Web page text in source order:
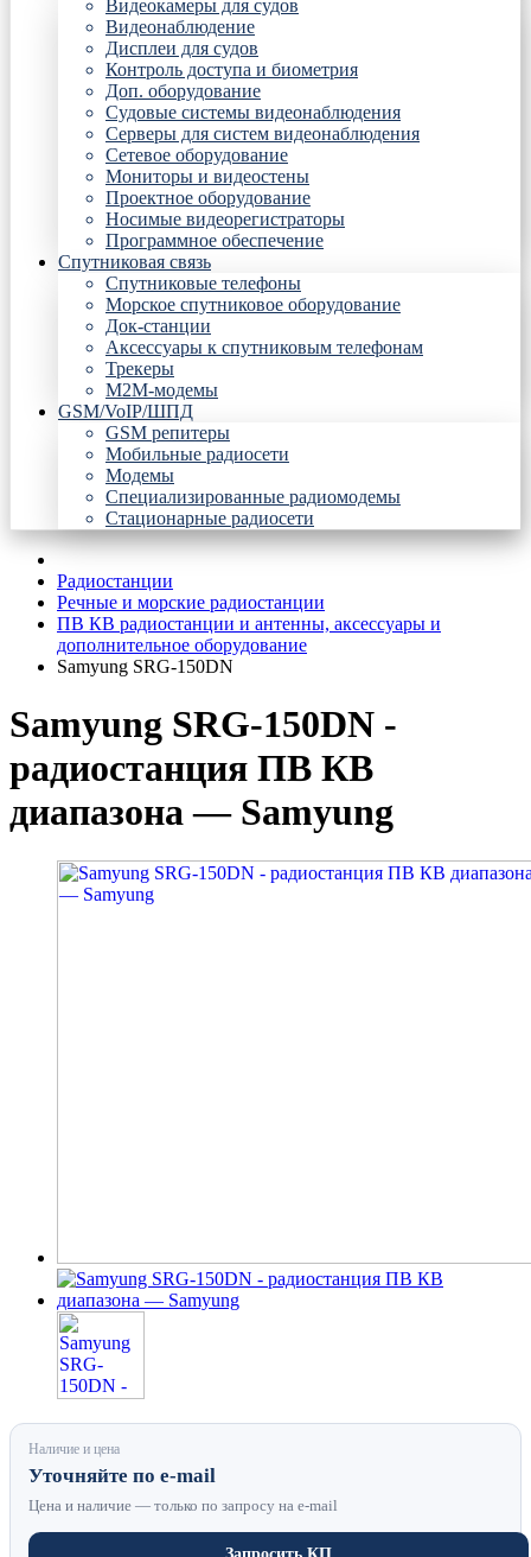
Видеокамеры для судов
Видеонаблюдение
Дисплеи для судов
Контроль доступа и биометрия
Доп. оборудование
Судовые системы видеонаблюдения
Серверы для систем видеонаблюдения
Сетевое оборудование
Мониторы и видеостены
Проектное оборудование
Носимые видеорегистраторы
Программное обеспечение
Спутниковая связь
Спутниковые телефоны
Морское спутниковое оборудование
Док-станции
Аксессуары к спутниковым телефонам
Трекеры
М2М-модемы
GSM/VoIP/ШПД
GSM репитеры
Мобильные радиосети
Модемы
Специализированные радиомодемы
Стационарные радиосети
Радиостанции
Речные и морские радиостанции
ПВ КВ радиостанции и антенны, аксессуары и
дополнительное оборудование
Samyung SRG-150DN
Samyung SRG-150DN -
радиостанция ПВ КВ
диапазона — Samyung
Наличие и цена
Уточняйте по e-mail
Цена и наличие — только по запросу на e-mail